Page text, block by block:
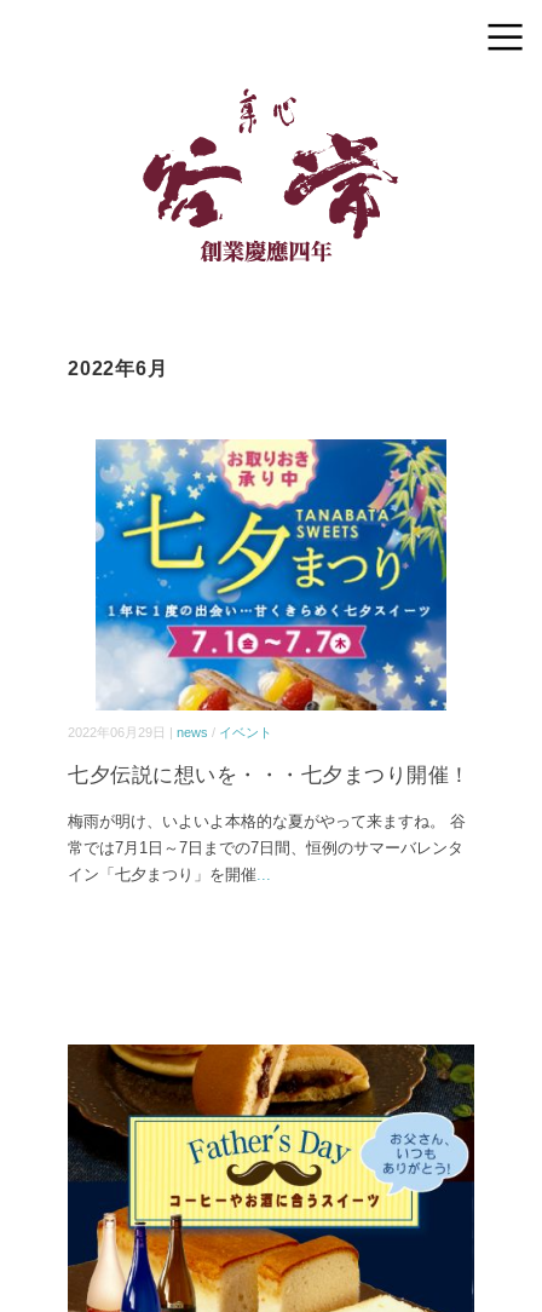
2022年6月
2022年06月29日 | news / イベント
七夕伝説に想いを・・・七夕まつり開催！
梅雨が明け、いよいよ本格的な夏がやって来ますね。 谷
常では7月1日～7日までの7日間、恒例のサマーバレンタ
イン「七夕まつり」を開催...